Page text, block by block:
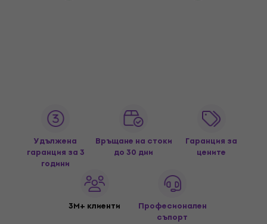
Удължена
гаранция за 3
години
Връщане на стоки
до 30 дни
Гаранция за
цените
3M+ клиенти
Професионален
съпорт